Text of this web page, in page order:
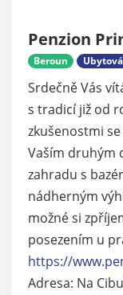
Penzion
Beroun
Srdečně Vás
s tradicí již od
zkušenostmi
Vaším druhým
zahradu s
nádherným
možné si
posezením u
https://
Adresa: Na